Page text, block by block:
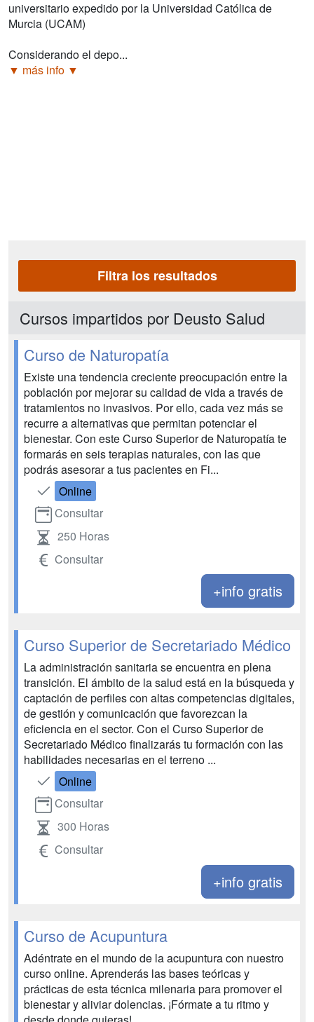
universitario expedido por la Universidad Católica de
Murcia (UCAM)
Considerando el depo...
▼ más info ▼
Filtra los resultados
Cursos impartidos por Deusto Salud
Curso de Naturopatía
Existe una tendencia creciente preocupación entre la
población por mejorar su calidad de vida a través de
tratamientos no invasivos. Por ello, cada vez más se
recurre a alternativas que permitan potenciar el
bienestar. Con este Curso Superior de Naturopatía te
formarás en seis terapias naturales, con las que
podrás asesorar a tus pacientes en Fi...
Online
Consultar
250 Horas
Consultar
+info gratis
Curso Superior de Secretariado Médico
La administración sanitaria se encuentra en plena
transición. El ámbito de la salud está en la búsqueda y
captación de perfiles con altas competencias digitales,
de gestión y comunicación que favorezcan la
eficiencia en el sector. Con el Curso Superior de
Secretariado Médico finalizarás tu formación con las
habilidades necesarias en el terreno ...
Online
Consultar
300 Horas
Consultar
+info gratis
Curso de Acupuntura
Adéntrate en el mundo de la acupuntura con nuestro
curso online. Aprenderás las bases teóricas y
prácticas de esta técnica milenaria para promover el
bienestar y aliviar dolencias. ¡Fórmate a tu ritmo y